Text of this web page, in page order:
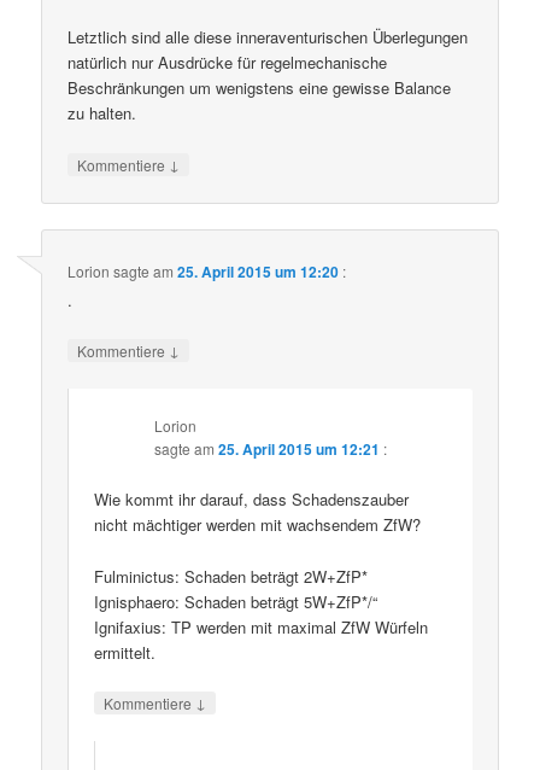
Letztlich sind alle diese inneraventurischen Überlegungen
natürlich nur Ausdrücke für regelmechanische
Beschränkungen um wenigstens eine gewisse Balance
zu halten.
Kommentiere ↓
Lorion sagte am25. April 2015 um 12:20 :
.
Kommentiere ↓
Lorion
sagte am25. April 2015 um 12:21 :
Wie kommt ihr darauf, dass Schadenszauber
nicht mächtiger werden mit wachsendem ZfW?
Fulminictus: Schaden beträgt 2W+ZfP*
Ignisphaero: Schaden beträgt 5W+ZfP*/“
Ignifaxius: TP werden mit maximal ZfW Würfeln
ermittelt.
Kommentiere ↓